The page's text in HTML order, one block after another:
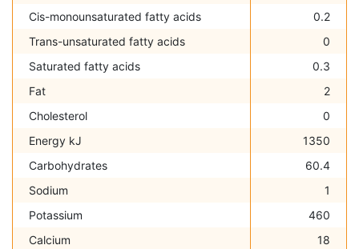
Cis-monounsaturated fatty acids
0.2
Trans-unsaturated fatty acids
0
Saturated fatty acids
0.3
Fat
2
Cholesterol
0
Energy kJ
1350
Carbohydrates
60.4
Sodium
1
Potassium
460
Calcium
18